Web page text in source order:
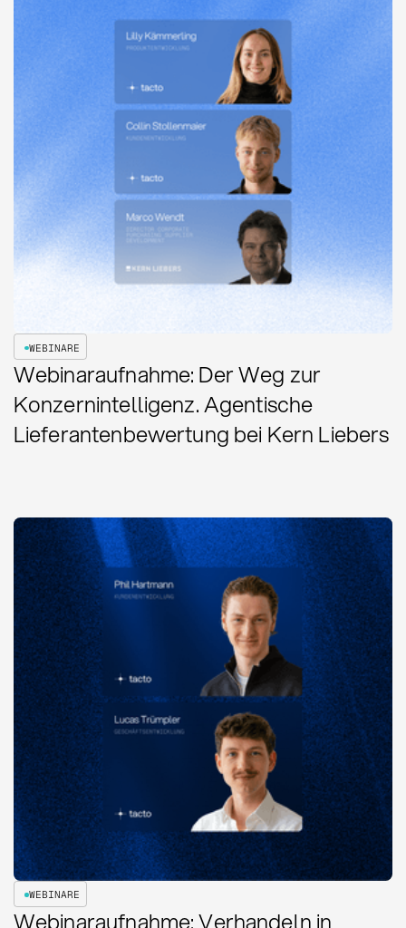
WEBINARE
Webinaraufnahme: Der Weg zur
Konzernintelligenz. Agentische
Lieferantenbewertung bei Kern Liebers
WEBINARE
Webinaraufnahme: Verhandeln in